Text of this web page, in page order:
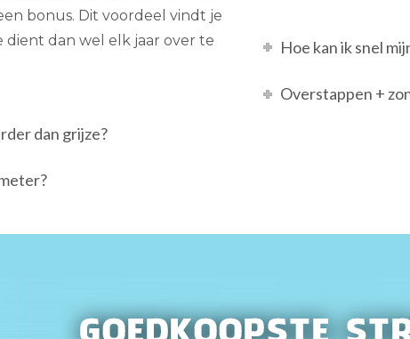
bonus. Dit voordeel vindt je
dan wel elk jaar over te
dan grijze?
Hoe kan ik snel
Overstappen +